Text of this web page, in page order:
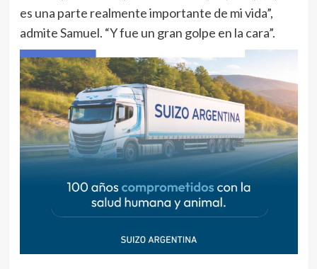
es una parte realmente importante de mi vida”,
admite Samuel. “Y fue un gran golpe en la cara”.